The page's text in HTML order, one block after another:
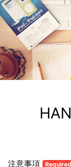
注意事項 Required